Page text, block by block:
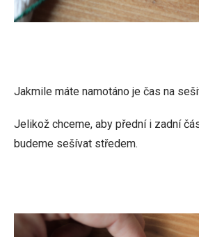
Jakmile máte namotáno je čas na
Jelikož chceme, aby přední i zadní
budeme sešívat středem.